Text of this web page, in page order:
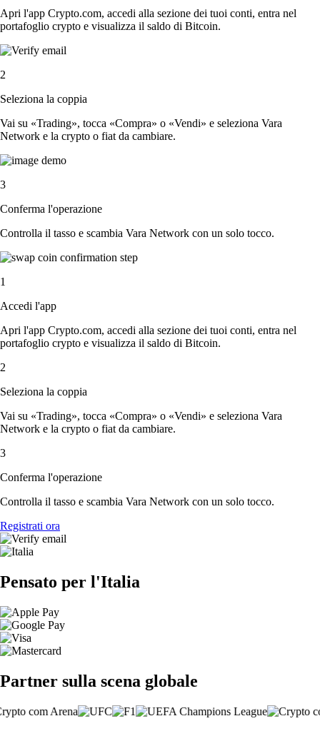
Apri l'app Crypto.com, accedi alla sezione dei tuoi conti, entra nel
portafoglio crypto e visualizza il saldo di Bitcoin.
2
Seleziona la coppia
Vai su «Trading», tocca «Compra» o «Vendi» e seleziona Vara
Network e la crypto o fiat da cambiare.
3
Conferma l'operazione
Controlla il tasso e scambia Vara Network con un solo tocco.
1
Accedi l'app
Apri l'app Crypto.com, accedi alla sezione dei tuoi conti, entra nel
portafoglio crypto e visualizza il saldo di Bitcoin.
2
Seleziona la coppia
Vai su «Trading», tocca «Compra» o «Vendi» e seleziona Vara
Network e la crypto o fiat da cambiare.
3
Conferma l'operazione
Controlla il tasso e scambia Vara Network con un solo tocco.
Registrati ora
Pensato per l'Italia
Partner sulla scena globale